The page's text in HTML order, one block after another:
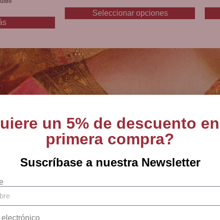
Seleccionar opciones
en arte sacro,
desde
un 5% de descuento
primera compra?
Suscríbase a nuestra Newsletter
electrónico